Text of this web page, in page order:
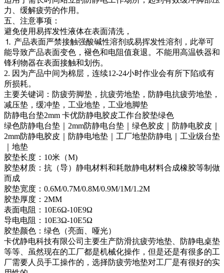
力、缓解疲劳的作用。
五、注意事项：
避免使用易挥发性液体在表面清洗，
⒈ 产品表面严禁接触强酸碱性溶剂或易挥发性溶剂，此举可
能导致产品表面变色，褪色和电阻值衰退。不能用高温铁器和
锋利物器在表面接触和划伤。
2. 因为产品中间为棉层，连续12-24小时作业会有所下陷或有
所损耗。
主要关键词：防疲劳脚垫，抗疲劳地垫，防静电抗疲劳地垫，
减压垫，缓冲垫，工业地垫，工业地脚垫
防静电台垫2mm 卡优防静电胶皮工作台胶垫绿色
绿色防静电台垫｜2mm防静电台垫｜绿色胶皮｜防静电胶皮｜
2mm防静电胶皮｜防静电地垫｜工厂地垫防静电｜工业级台垫
｜地垫
胶垫长度：10米（M)
胶垫材质：抗（导）静电材料和耗散静电材料合成橡胶等制做
而成
胶垫宽度：0.6M/0.7M/0.8M/0.9M/1M/1.2M
胶垫厚度：2MM
表面电阻：10E6Ω-10E9Ω
导电电阻：10E3Ω-10E5Ω
胶垫颜色：绿色（亮面、哑光）
卡优静电科技有限公司主要生产防滑抗疲劳地垫、防静电桌垫
等等、虽然现在的工厂都是机械化操作，但是还是有很多的工
厂需要人员手工操作的，选择防疲劳地垫对工厂是有很好的实